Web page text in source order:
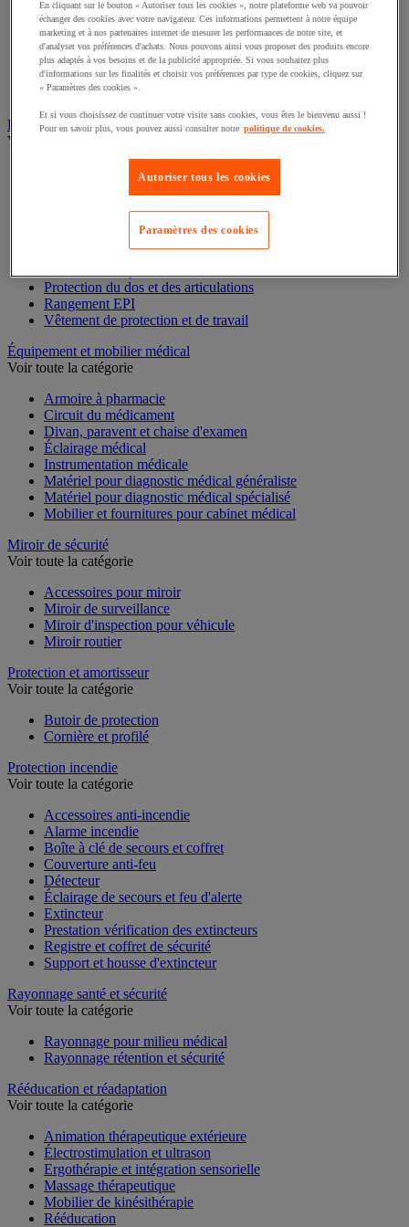
Accessoires pour coffre fort, armoire et boite à clés
Armoire à clés
Armoire forte
Boîte à clés
Coffre-fort
Équipement de protection individuelle (EPI)
Voir toute la catégorie
Protection de la tête
Protection des pieds
Protection du dos et des articulations
Rangement EPI
Vêtement de protection et de travail
Équipement et mobilier médical
Voir toute la catégorie
Armoire à pharmacie
Circuit du médicament
Divan, paravent et chaise d'examen
Éclairage médical
Instrumentation médicale
Matériel pour diagnostic médical généraliste
Matériel pour diagnostic médical spécialisé
Mobilier et fournitures pour cabinet médical
Miroir de sécurité
Voir toute la catégorie
Accessoires pour miroir
Miroir de surveillance
Miroir d'inspection pour véhicule
Miroir routier
Protection et amortisseur
Voir toute la catégorie
Butoir de protection
Cornière et profilé
Protection incendie
Voir toute la catégorie
Accessoires anti-incendie
Alarme incendie
Boîte à clé de secours et coffret
Couverture anti-feu
Détecteur
Éclairage de secours et feu d'alerte
Extincteur
Prestation vérification des extincteurs
Registre et coffret de sécurité
Support et housse d'extincteur
Rayonnage santé et sécurité
Voir toute la catégorie
Rayonnage pour milieu médical
Rayonnage rétention et sécurité
Rééducation et réadaptation
Voir toute la catégorie
Animation thérapeutique extérieure
Électrostimulation et ultrason
Ergothérapie et intégration sensorielle
Massage thérapeutique
Mobilier de kinésithérapie
Rééducation
En cliquant sur le bouton « Autoriser tous les cookies », notre plateforme web va pouvoir
échanger des cookies avec votre navigateur. Ces informations permettent à notre équipe
marketing et à nos partenaires internet de mesurer les performances de notre site, et
d'analyser vos préférences d'achats. Nous pouvons ainsi vous proposer des produits encore
plus adaptés à vos besoins et de la publicité appropriée. Si vous souhaitez plus
d'informations sur les finalités et choisir vos préférences par type de cookies, cliquez sur
« Paramètres des cookies ».
Et si vous choisissez de continuer votre visite sans cookies, vous êtes le bienvenu aussi !
Pour en savoir plus, vous pouvez aussi consulter notre politique de cookies.
Autoriser tous les cookies
Paramètres des cookies